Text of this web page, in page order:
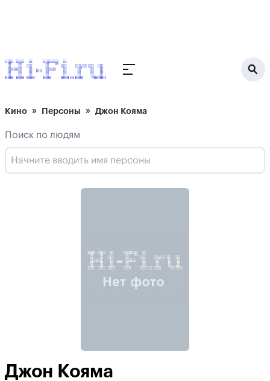
Кино Персоны Джон Кояма
Поиск по людям
Джон Кояма